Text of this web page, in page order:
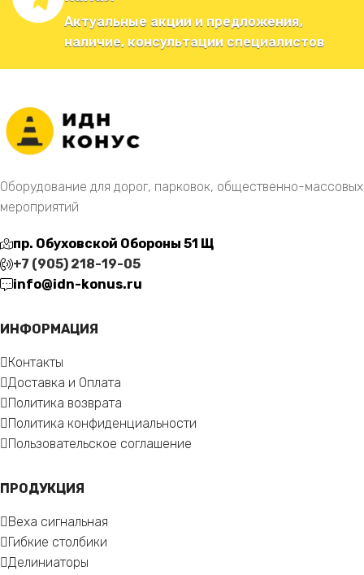
Актуальные акции и предложения,
наличие, консультации специалистов
Оборудование для дорог, парковок, общественно-массовых
мероприятий
пр. Обуховской Обороны 51 Щ
+7 (905) 218-19-05
info@idn-konus.ru
ИНФОРМАЦИЯ
Контакты
Доставка и Оплата
Политика возврата
Политика конфиденциальности
Пользовательское соглашение
ПРОДУКЦИЯ
Веха сигнальная
Гибкие столбики
Делиниаторы